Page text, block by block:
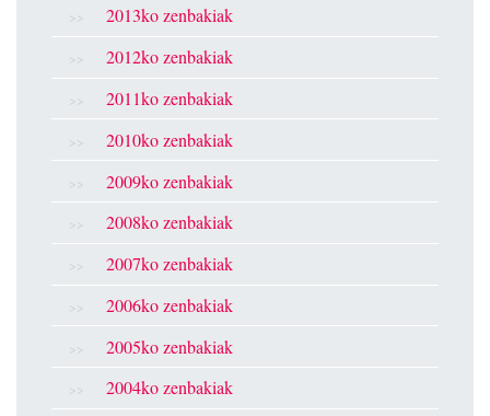
2013ko zenbakiak
2012ko zenbakiak
2011ko zenbakiak
2010ko zenbakiak
2009ko zenbakiak
2008ko zenbakiak
2007ko zenbakiak
2006ko zenbakiak
2005ko zenbakiak
2004ko zenbakiak